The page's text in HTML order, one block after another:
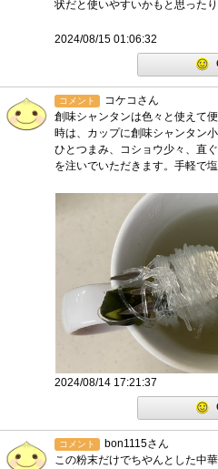
状だと使いやすいかもと思ったり
2024/08/15 01:06:32
コメント
コケコさん
創味シャンタンは色々と使えて
時は、カップに創味シャンタン
ひとつまみ、コショウ少々、直
を注いでいただきます。手軽で塩
2024/08/14 17:21:37
コメント
bon1115さん
この粉末だけでちやんとした中